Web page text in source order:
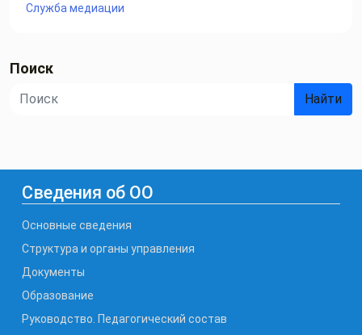
Служба медиации
Поиск
Найти
Сведения об ОО
Основные сведения
Структура и органы управления
Документы
Образование
Руководство. Педагогический состав